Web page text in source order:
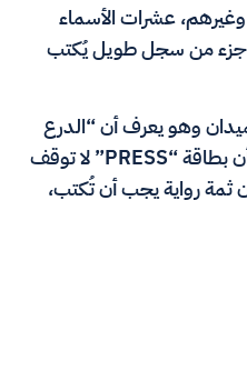
عشرات الأسماء
جزء من سجل طويل يُكتب
وهو يعرف أن “الدرع
الواقي” لا يقي من الصواريخ، وأن بطاقة “PRESS” لا توقف
رواية يجب أن تُكتب،